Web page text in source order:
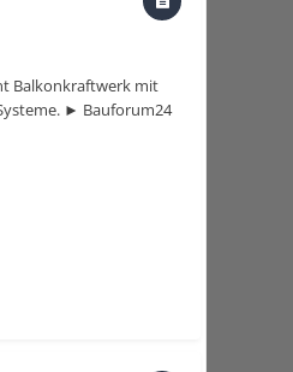
Balkonkraftwerk mit
► Bauforum24